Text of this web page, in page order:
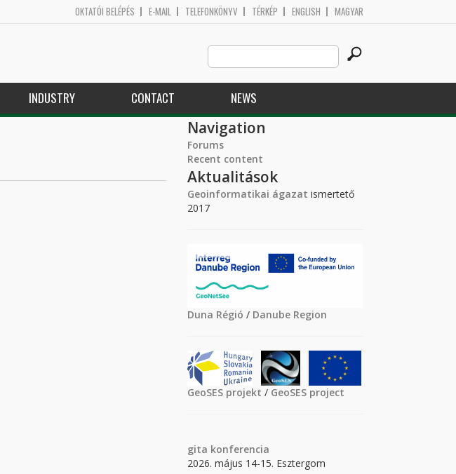
OKTATÓI BELÉPÉS E-MAIL TELEFONKÖNYV TÉRKÉP ENGLISH MAGYAR
Search
this
site
INDUSTRY CONTACT NEWS
Navigation
Forums
Recent content
Aktualitások
Geoinformatikai ágazat ismertető
2017
Duna Régió / Danube Region
GeoSES projekt / GeoSES project
gita konferencia
2026. május 14-15. Esztergom